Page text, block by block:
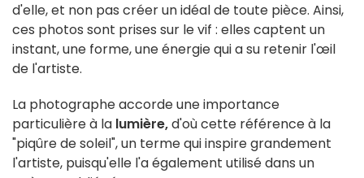
d'elle, et non pas créer un idéal de toute pièce. Ainsi,
ces photos sont prises sur le vif : elles captent un
instant, une forme, une énergie qui a su retenir l'œil
de l'artiste.
La photographe accorde une importance
particulière à la lumière,d'où cette référence à la
"piqûre de soleil", un terme qui inspire grandement
l'artiste, puisqu'elle l'a également utilisé dans un